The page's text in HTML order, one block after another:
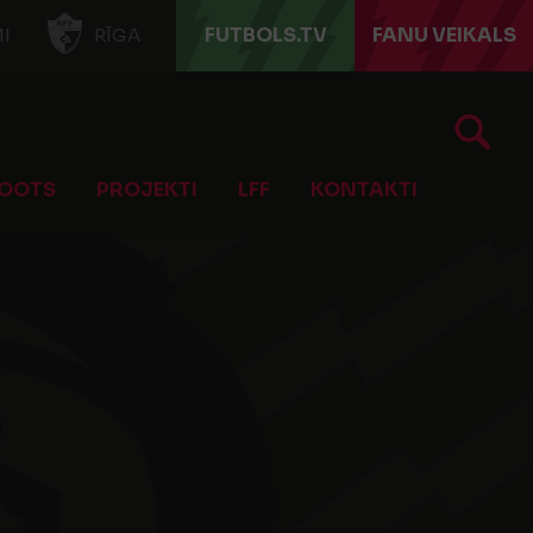
RĪGA FUTBOLS.TV FANU VEIKALS
PROJEKTI LFF KONTAKTI